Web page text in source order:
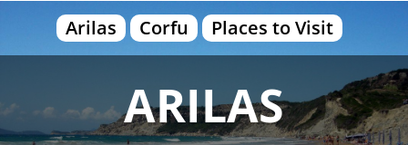
Arilas Corfu Places to Visit
ARILAS